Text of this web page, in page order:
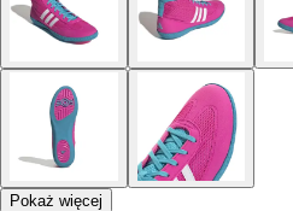
Pokaż więcej